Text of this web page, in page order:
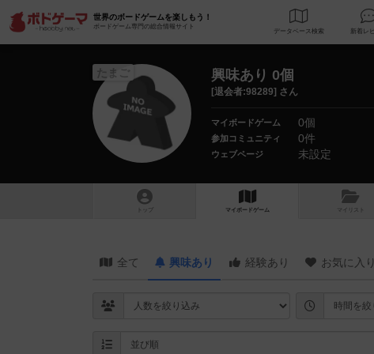
世界のボードゲームを楽しもう！
ボードゲーム専門の総合情報サイト
データベース 検索
たまご 興味あり 0個
[退会者:98289] さん
マイボードゲーム 0個
参加コミュニティ 0件
ウェブページ 未設定
トップ マイボードゲーム マイリスト
全て 興味あり 経験あり お気に入り